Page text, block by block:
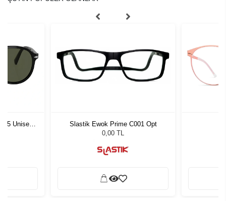
55 Unisex
Slastik Ewok Prime C001 Opt
0,00 TL